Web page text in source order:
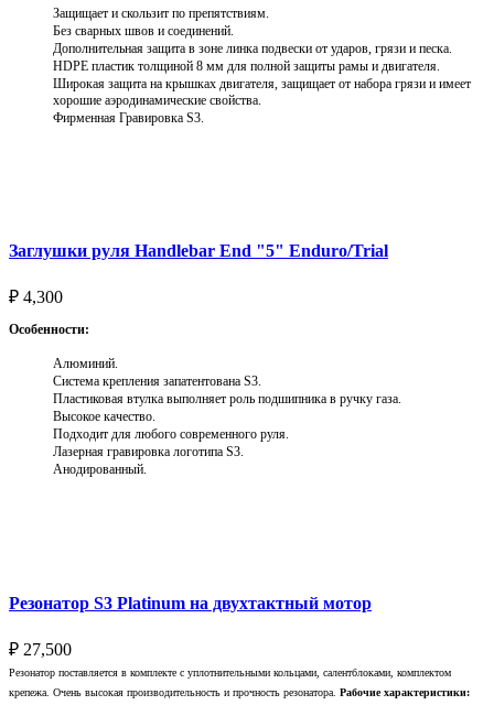
Защищает и скользит по препятствиям.
Без сварных швов и соединений.
Дополнительная защита в зоне линка подвески от ударов, грязи и песка.
HDPE пластик толщиной 8 мм для полной защиты рамы и двигателя.
Широкая защита на крышках двигателя, защищает от набора грязи и имеет
хорошие аэродинамические свойства.
Фирменная Гравировка S3.
Заглушки руля Handlebar End "5" Enduro/Trial
₽ 4,300
Особенности:
Алюминий.
Система крепления запатентована S3.
Пластиковая втулка выполняет роль подшипника в ручку газа.
Высокое качество.
Подходит для любого современного руля.
Лазерная гравировка логотипа S3.
Анодированный.
Резонатор S3 Platinum на двухтактный мотор
₽ 27,500
Резонатор поставляется в комплекте с уплотнительными кольцами, салентблоками, комплектом
крепежа. Очень высокая производительность и прочность резонатора. Рабочие характеристики: